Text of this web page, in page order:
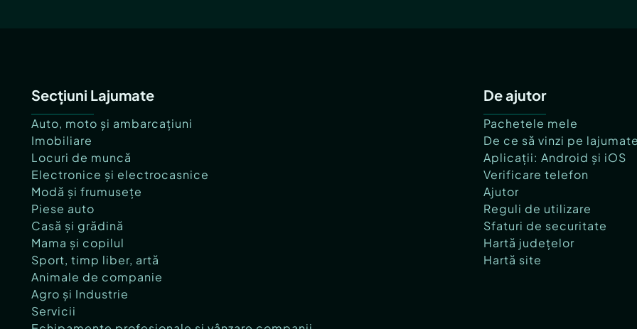
Secțiuni Lajumate
Auto, moto și ambarcațiuni
Imobiliare
Locuri de muncă
Electronice și electrocasnice
Modă și frumusețe
Piese auto
Casă și grădină
Mama și copilul
Sport, timp liber, artă
Animale de companie
Agro și Industrie
Servicii
De ajutor
Pachetele mele
De ce să vinzi pe
Aplicații: Android și iOS
Verificare telefon
Ajutor
Reguli de utilizare
Sfaturi de securitate
Hartă județelor
Hartă site